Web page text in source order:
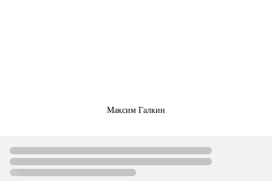
Максим Галкин